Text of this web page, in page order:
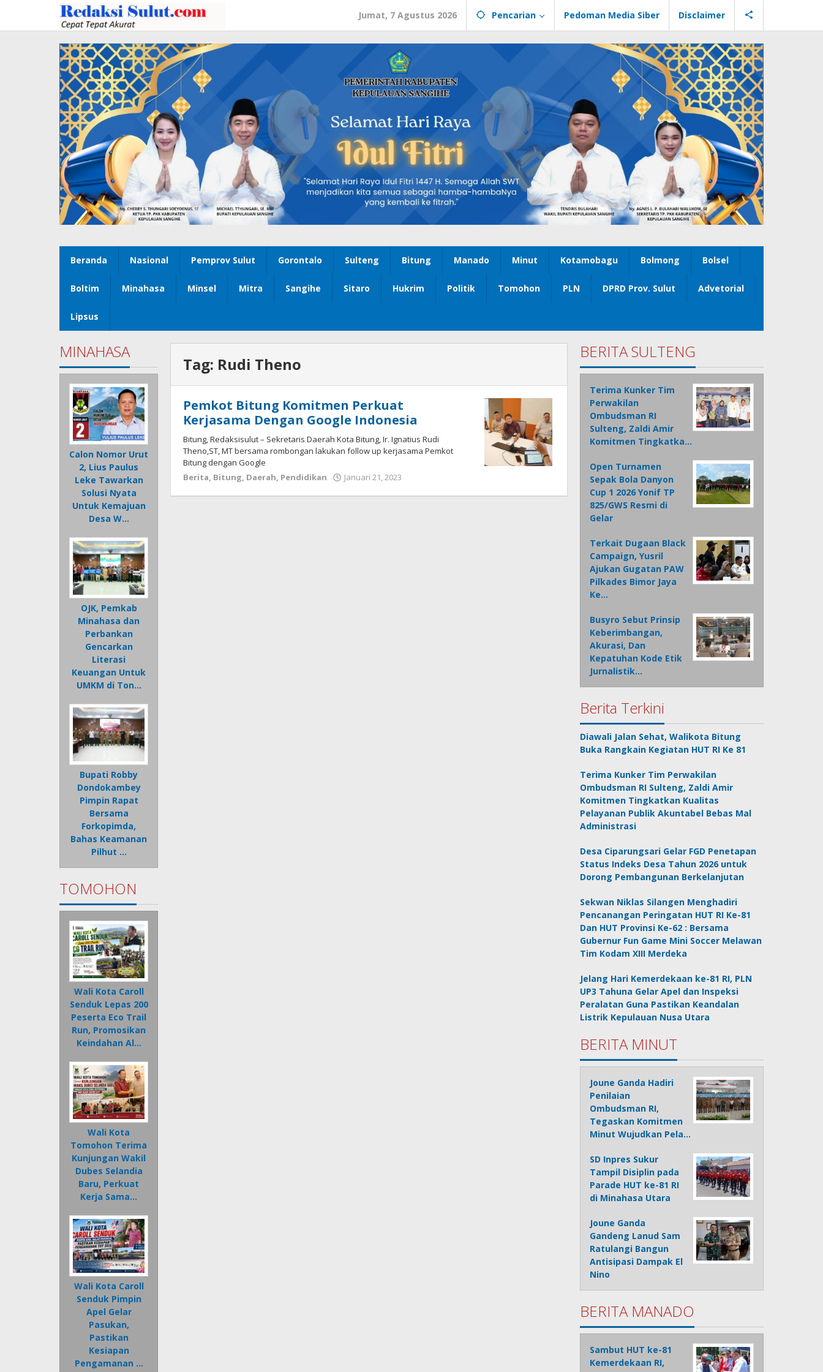
konten
Jumat, 7 Agustus 2026 Pencarian Pedoman Media Siber Disclaimer
Beranda Nasional Pemprov Sulut Gorontalo Sulteng Bitung Manado Minut Kotamobagu Bolmong Bolsel
Boltim Minahasa Minsel Mitra Sangihe Sitaro Hukrim Politik Tomohon PLN DPRD Prov. Sulut Advetorial
Lipsus
MINAHASA
Calon Nomor Urut
2, Lius Paulus
Leke Tawarkan
Solusi Nyata
Untuk Kemajuan
Desa W…
OJK, Pemkab
Minahasa dan
Perbankan
Gencarkan
Literasi
Keuangan Untuk
UMKM di Ton…
Bupati Robby
Dondokambey
Pimpin Rapat
Bersama
Forkopimda,
Bahas Keamanan
Pilhut …
TOMOHON
Wali Kota Caroll
Senduk Lepas 200
Peserta Eco Trail
Run, Promosikan
Keindahan Al…
Wali Kota
Tomohon Terima
Kunjungan Wakil
Dubes Selandia
Baru, Perkuat
Kerja Sama…
Wali Kota Caroll
Senduk Pimpin
Apel Gelar
Pasukan,
Pastikan
Kesiapan
Pengamanan …
Tag: Rudi Theno
Pemkot Bitung Komitmen Perkuat
Kerjasama Dengan Google Indonesia
Bitung, Redaksisulut – Sekretaris Daerah Kota Bitung, Ir. Ignatius Rudi
Theno,ST, MT bersama rombongan lakukan follow up kerjasama Pemkot
Bitung dengan Google
Berita, Bitung, Daerah, Pendidikan Januari 21, 2023
BERITA SULTENG
Terima Kunker Tim
Perwakilan
Ombudsman RI
Sulteng, Zaldi Amir
Komitmen Tingkatka…
Open Turnamen
Sepak Bola Danyon
Cup 1 2026 Yonif TP
825/GWS Resmi di
Gelar
Terkait Dugaan Black
Campaign, Yusril
Ajukan Gugatan PAW
Pilkades Bimor Jaya
Ke…
Busyro Sebut Prinsip
Keberimbangan,
Akurasi, Dan
Kepatuhan Kode Etik
Jurnalistik…
Berita Terkini
Diawali Jalan Sehat, Walikota Bitung
Buka Rangkain Kegiatan HUT RI Ke 81
Terima Kunker Tim Perwakilan
Ombudsman RI Sulteng, Zaldi Amir
Komitmen Tingkatkan Kualitas
Pelayanan Publik Akuntabel Bebas Mal
Administrasi
Desa Ciparungsari Gelar FGD Penetapan
Status Indeks Desa Tahun 2026 untuk
Dorong Pembangunan Berkelanjutan
Sekwan Niklas Silangen Menghadiri
Pencanangan Peringatan HUT RI Ke-81
Dan HUT Provinsi Ke-62 : Bersama
Gubernur Fun Game Mini Soccer Melawan
Tim Kodam XIII Merdeka
Jelang Hari Kemerdekaan ke-81 RI, PLN
UP3 Tahuna Gelar Apel dan Inspeksi
Peralatan Guna Pastikan Keandalan
Listrik Kepulauan Nusa Utara
BERITA MINUT
Joune Ganda Hadiri
Penilaian
Ombudsman RI,
Tegaskan Komitmen
Minut Wujudkan Pela…
SD Inpres Sukur
Tampil Disiplin pada
Parade HUT ke-81 RI
di Minahasa Utara
Joune Ganda
Gandeng Lanud Sam
Ratulangi Bangun
Antisipasi Dampak El
Nino
BERITA MANADO
Sambut HUT ke-81
Kemerdekaan RI,